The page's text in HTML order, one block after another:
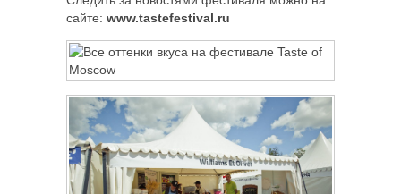
сайте: www.tastefestival.ru